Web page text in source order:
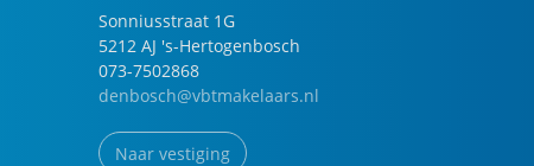
Sonniusstraat 1G
5212 AJ 's-Hertogenbosch
073-7502868
denbosch@vbtmakelaars.nl
Naar vestiging